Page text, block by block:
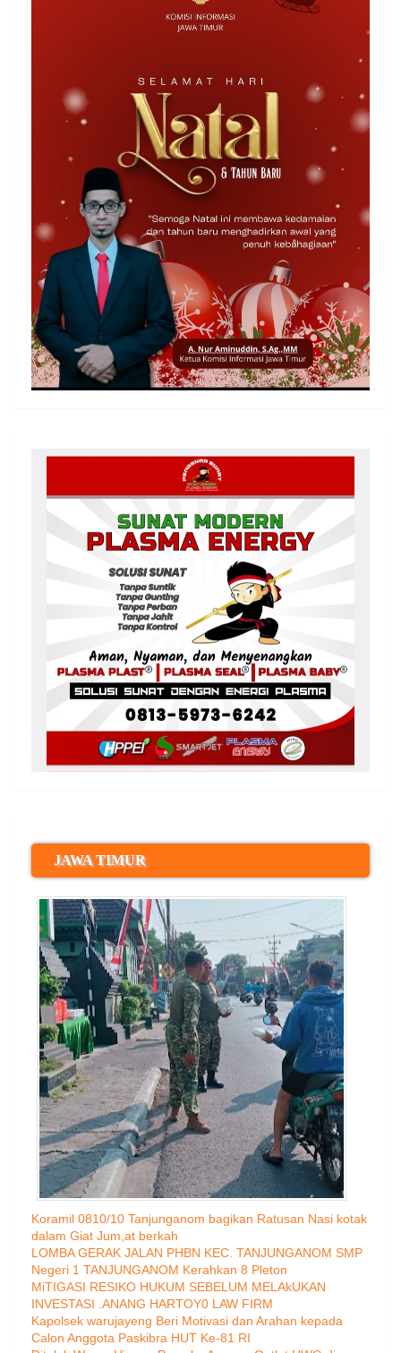
JAWA TIMUR
Koramil 0810/10 Tanjunganom bagikan Ratusan Nasi kotak
dalam Giat Jum,at berkah
LOMBA GERAK JALAN PHBN KEC. TANJUNGANOM SMP
Negeri 1 TANJUNGANOM Kerahkan 8 Pleton
MiTIGASI RESIKO HUKUM SEBELUM MELAkUKAN
INVESTASI .ANANG HARTOY0 LAW FIRM
Kapolsek warujayeng Beri Motivasi dan Arahan kepada
Calon Anggota Paskibra HUT Ke-81 RI